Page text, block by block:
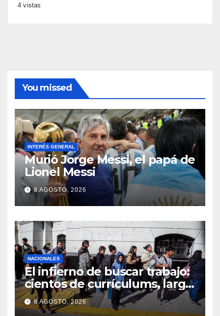
4 vistas
You missed
INTERÉS GENERAL
Murió Jorge Messi, el papá de
Lionel Messi
8 AGOSTO, 2026
NACIONALES
El infierno de buscar trabajo:
cientos de currículums, larga
espera y menos puestos
registrados
8 AGOSTO, 2026